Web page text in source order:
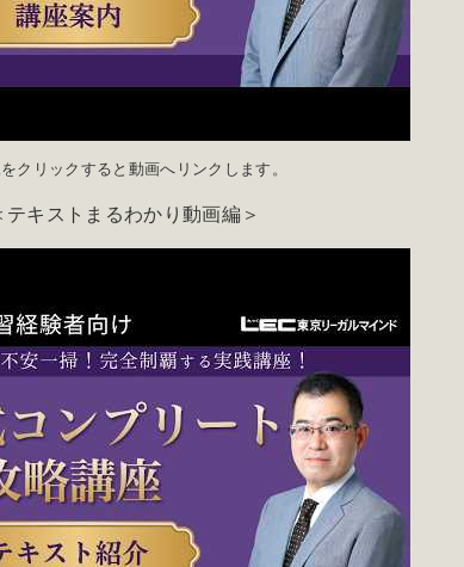
クリックすると動画へリンクします。
テキストまるわかり動画編＞